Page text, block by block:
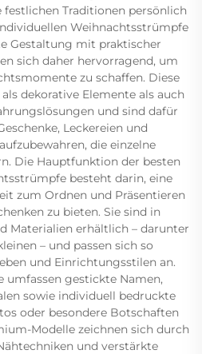
Traditionen persönlich
Weihnachtsstrümpfe
Gestaltung mit praktischer
sich daher hervorragend, um
zu schaffen. Diese
dekorative Elemente als auch
und sind dafür
Leckereien und
die einzelne
Die Hauptfunktion der besten
besteht darin, eine
zum Ordnen und Präsentieren
zu bieten. Sie sind in
Materialien erhältlich – darunter
– und passen sich so
und Einrichtungsstilen an.
umfassen gestickte Namen,
sowie individuell bedruckte
oder besondere Botschaften
Modelle zeichnen sich durch
und verstärkte